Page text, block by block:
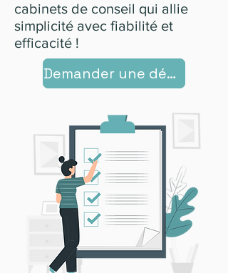
cabinets de conseil qui allie
simplicité avec fiabilité et
efficacité !
Demander une démo